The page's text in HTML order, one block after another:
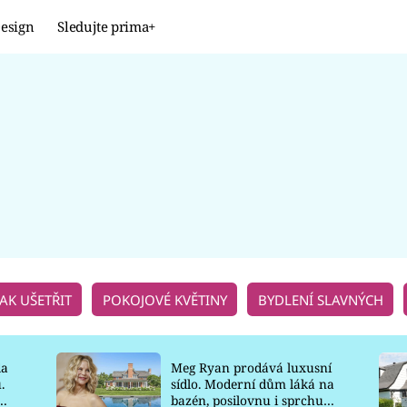
Sledujte prima+
UŠETŘIT POKOJOVÉ KVĚTINY BYDLENÍ SLAVNÝCH
Meg Ryan prodává luxusní
sídlo. Moderní dům láká na
bazén, posilovnu i sprchu